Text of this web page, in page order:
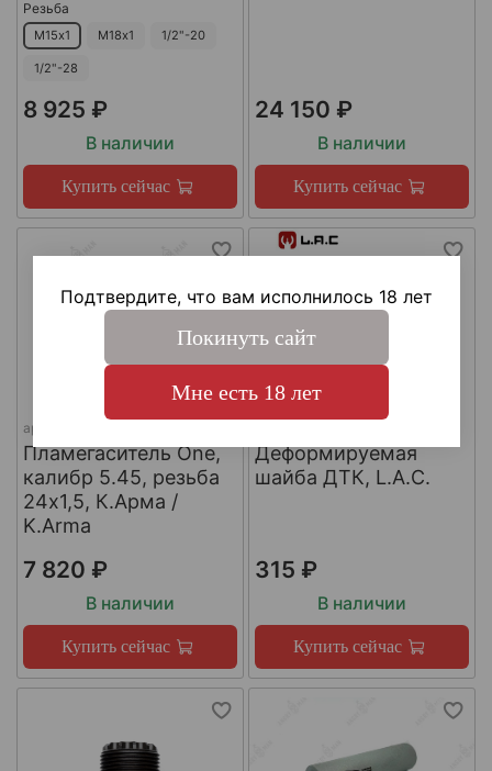
Резьба
М15х1 М18х1 1/2"-20
1/2"-28
8 925 ₽
В наличии
Купить сейчас
24 150 ₽
В наличии
Купить сейчас
арт.
Пламегаситель One,
калибр 5.45, резьба
24х1,5, К.Арма /
K.Arma
7 820 ₽
В наличии
Купить сейчас
Деформируемая
шайба ДТК, L.A.C.
315 ₽
В наличии
Купить сейчас
Подтвердите, что вам исполнилось 18 лет
Покинуть сайт
Мне есть 18 лет